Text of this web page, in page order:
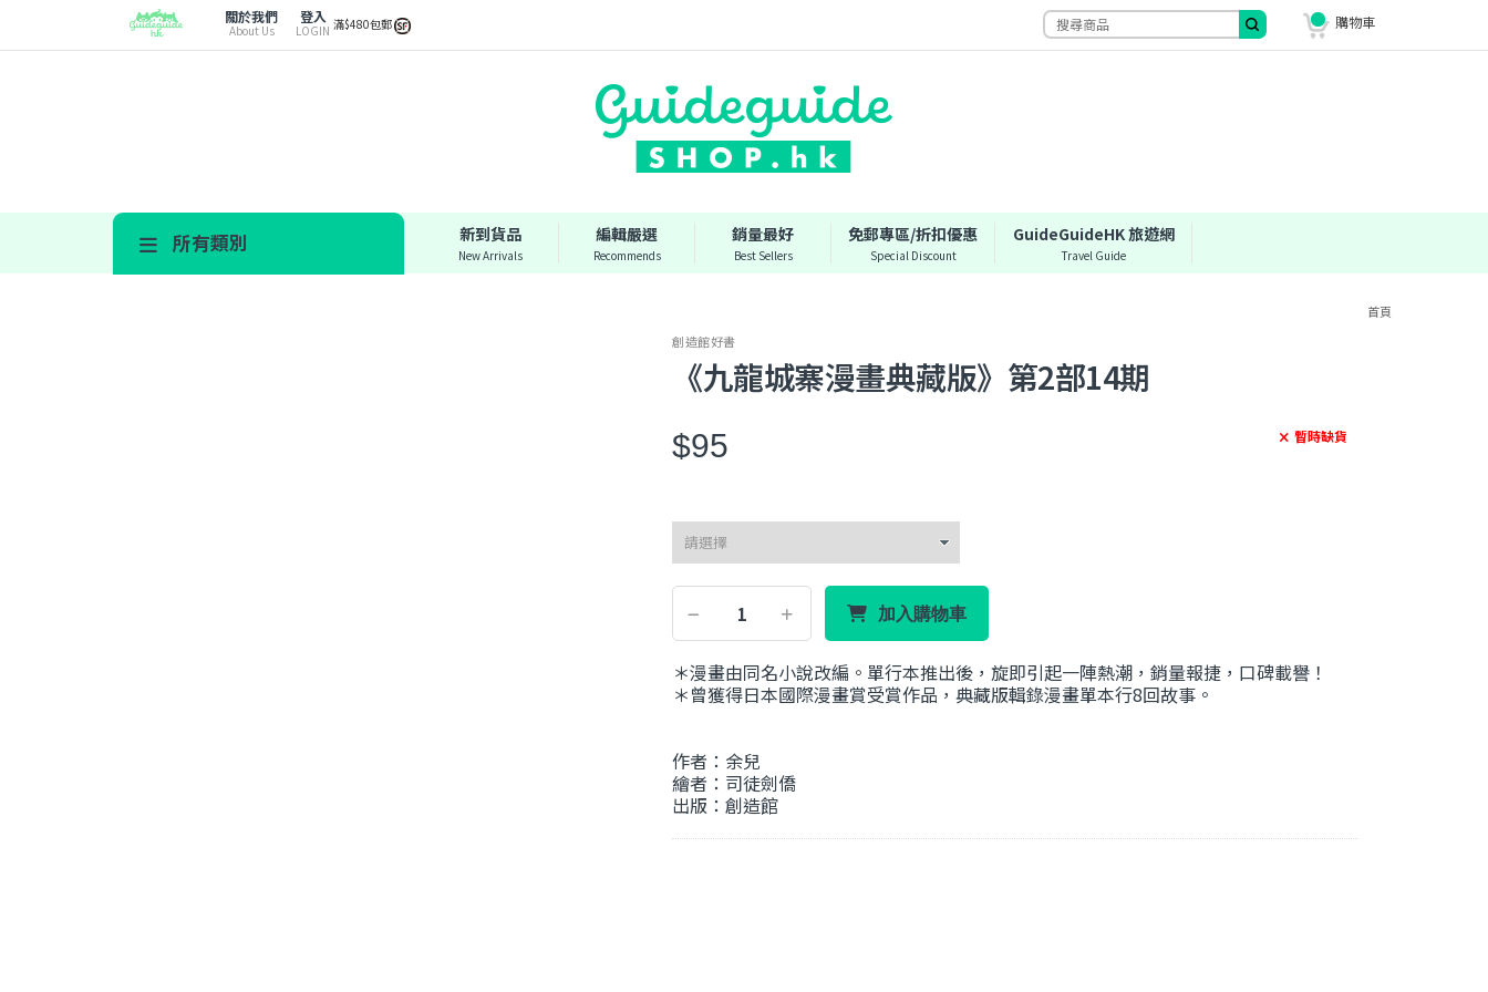
關於我們
About Us
登入
LOGIN 滿$480包郵 購物車
所有類別 新到貨品
New Arrivals
編輯嚴選
Recommends
銷量最好
Best Sellers
免郵專區/折扣優惠
Special Discount
GuideGuideHK 旅遊網
Travel Guide
首頁
創造館好書
《九龍城寨漫畫典藏版》第2部14期
暫時缺貨
$95
加入購物車
＊漫畫由同名小說改編。單行本推出後，旋即引起一陣熱潮，銷量報捷，口碑載譽！
＊曾獲得日本國際漫畫賞受賞作品，典藏版輯錄漫畫單本行8回故事。
作者：余兒
繪者：司徒劍僑
出版：創造館